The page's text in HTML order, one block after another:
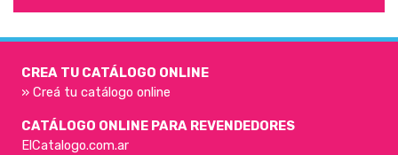
CREA TU CATÁLOGO ONLINE
» Creá tu catálogo online
CATÁLOGO ONLINE PARA REVENDEDORES
ElCatalogo.com.ar